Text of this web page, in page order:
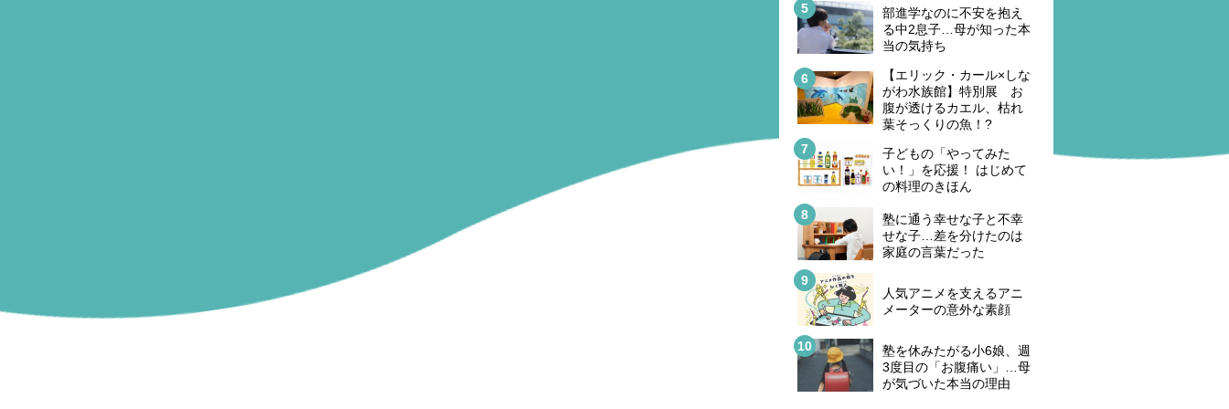
部進学なのに不安を抱え
る中2息子…母が知った本
当の気持ち
【エリック・カール×しな
がわ水族館】特別展 お
腹が透けるカエル、枯れ
葉そっくりの魚！?
子どもの「やってみた
い！」を応援！ はじめて
の料理のきほん
塾に通う幸せな子と不幸
せな子…差を分けたのは
家庭の言葉だった
人気アニメを支えるアニ
メーターの意外な素顔
塾を休みたがる小6娘、週
3度目の「お腹痛い」…母
が気づいた本当の理由